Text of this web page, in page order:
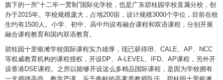
旗下的一所“十二年一贯制”国际化学校，也是广东碧桂园学校直属分校，创
办于2015年。学校规模庞大，占地200亩，设计规模3000个学位，目前在校
生约有1500人。小学、初中、高中均设有融合课程和双语课程，分别开展
融合课程教育和国内双语教育。
碧桂园十里银滩学校国际课程实力雄厚，现已获得IB、CALE、AP、NCC
等权威教育机构的课程授权，开设DP、A-LEVEL、IFD、AP课程，另外开
设香港DSE课程。之所以能够开设这么多精品国际课程，是因为学校拥有